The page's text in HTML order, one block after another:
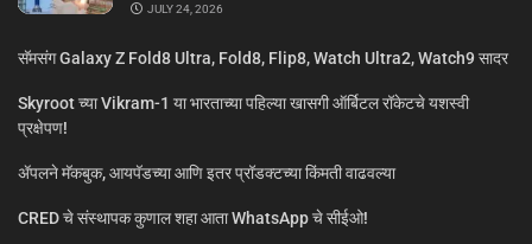
JULY 24, 2026
सॅमसंग Galaxy Z Fold8 Ultra, Fold8, Flip8, Watch Ultra2, Watch9 सादर
Skyroot च्या Vikram-1 या भारताच्या पहिल्या खासगी ऑर्बिटल रॉकेटचे यशस्वी
प्रक्षेपण!
ॲपलने मॅकबुक, आयपॅडच्या आणि इतर प्रॉडक्टच्या किंमती वाढवल्या
CRED चे संस्थापक कुणाल शहा आता WhatsApp चे सीईओ!